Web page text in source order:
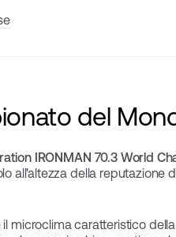
del
IRONMAN 70.3 World
della reputazione
microclima caratteristico